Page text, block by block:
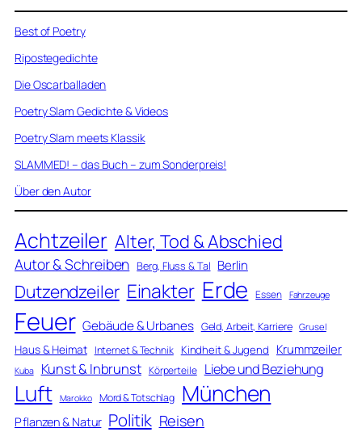
Best of Poetry
Ripostegedichte
Die Oscarballaden
Poetry Slam Gedichte & Videos
Poetry Slam meets Klassik
SLAMMED! – das Buch – zum Sonderpreis!
Über den Autor
Achtzeiler Alter, Tod & Abschied
Autor & Schreiben Berg, Fluss & Tal Berlin
Dutzendzeiler Einakter Erde Essen Fahrzeuge
Feuer Gebäude & Urbanes Geld, Arbeit, Karriere Grusel
Haus & Heimat Internet & Technik Kindheit & Jugend Krummzeiler
Kuba Kunst & Inbrunst Körperteile Liebe und Beziehung
Luft Marokko Mord & Totschlag München
Pflanzen & Natur Politik Reisen